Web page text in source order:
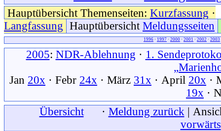
Hauptübersicht Themenseiten: Kurzfassung ·
Langfassung Hauptübersicht Meldungsseiten
1996 · 1997 · 2000 · 2001 · 2002 · 2003
2005: NDR-Ablehnung · 1.
Jan 20x · Febr 24x · März 31x · April 20x ·
19x ·
Übersichtxxx · Meldung zurück |
vorwärts